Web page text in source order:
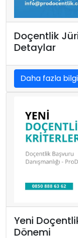
Doçentlik
Detaylar
Daha fazla bilgi
Yeni
Dönemi